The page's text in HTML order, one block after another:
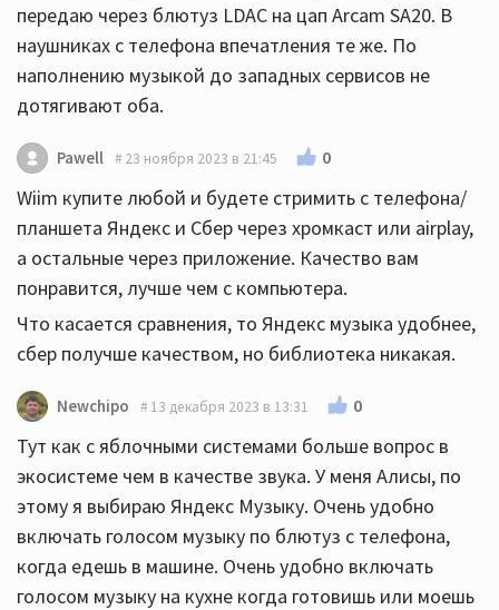
передаю через блютуз LDAC на цап Arcam SA20. В
наушниках с телефона впечатления те же. По
наполнению музыкой до западных сервисов не
дотягивают оба.
Pawell 23 ноября 2023 в 21:45 0
Wiim купите любой и будете стримить с телефона/
планшета Яндекс и Сбер через хромкаст или airplay,
а остальные через приложение. Качество вам
понравится, лучше чем с компьютера.
Что касается сравнения, то Яндекс музыка удобнее,
сбер получше качеством, но библиотека никакая.
Newchipo 13 декабря 2023 в 13:31 0
Тут как с яблочными системами больше вопрос в
экосистеме чем в качестве звука. У меня Алисы, по
этому я выбираю Яндекс Музыку. Очень удобно
включать голосом музыку по блютуз с телефона,
когда едешь в машине. Очень удобно включать
голосом музыку на кухне когда готовишь или моешь